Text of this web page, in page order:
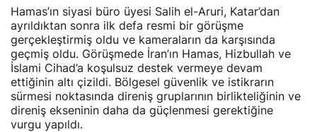
Hamas’ın siyasi büro üyesi Salih el-Aruri, Katar’dan
ayrıldıktan sonra ilk defa resmi bir görüşme
gerçekleştirmiş oldu ve kameraların da karşısında
geçmiş oldu. Görüşmede İran’ın Hamas, Hizbullah ve
İslami Cihad’a koşulsuz destek vermeye devam
ettiğinin altı çizildi. Bölgesel güvenlik ve istikrarın
sürmesi noktasında direniş gruplarının birlikteliğinin ve
direniş ekseninin daha da güçlenmesi gerektiğine
vurgu yapıldı.